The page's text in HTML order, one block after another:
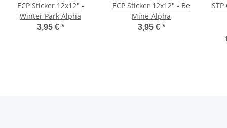
ECP Sticker 12x12" -
Winter Park Alpha
3,95 € *
ECP Sticker 12x12" - Be
Mine Alpha
3,95 € *